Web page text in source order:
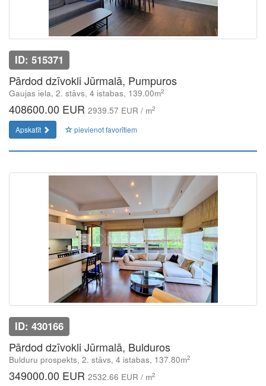
ID: 515371
Pārdod dzīvokli Jūrmalā, Pumpuros
Gaujas iela, 2. stāvs, 4 istabas, 139.00m2
408600.00 EUR 2939.57 EUR / m2
Apskatīt pievienot favorītiem
ID: 430166
Pārdod dzīvokli Jūrmalā, Bulduros
Bulduru prospekts, 2. stāvs, 4 istabas, 137.80m2
349000.00 EUR 2532.66 EUR / m2